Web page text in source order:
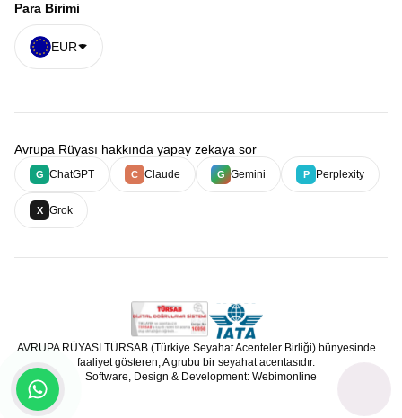
Para Birimi
EUR
Avrupa Rüyası hakkında yapay zekaya sor
G ChatGPT C Claude G Gemini P Perplexity
X Grok
AVRUPA RÜYASI TÜRSAB (Türkiye Seyahat Acenteler Birliği) bünyesinde
faaliyet gösteren, A grubu bir seyahat acentasıdır.
Software, Design & Development: Webimonline